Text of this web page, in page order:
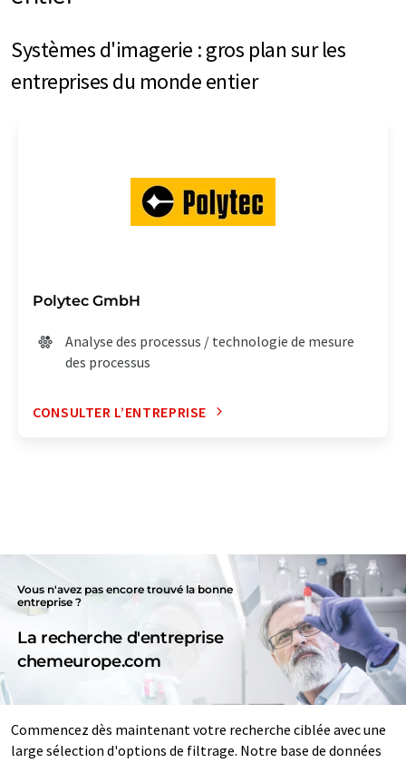
Systèmes d'imagerie : gros plan sur les
entreprises du monde entier
Polytec GmbH
Analyse des processus / technologie de mesure
des processus
CONSULTER L’ENTREPRISE
Vous n'avez pas encore trouvé la bonne
entreprise ?
La recherche d'entreprise
chemeurope.com
Commencez dès maintenant votre recherche ciblée avec une
large sélection d'options de filtrage. Notre base de données